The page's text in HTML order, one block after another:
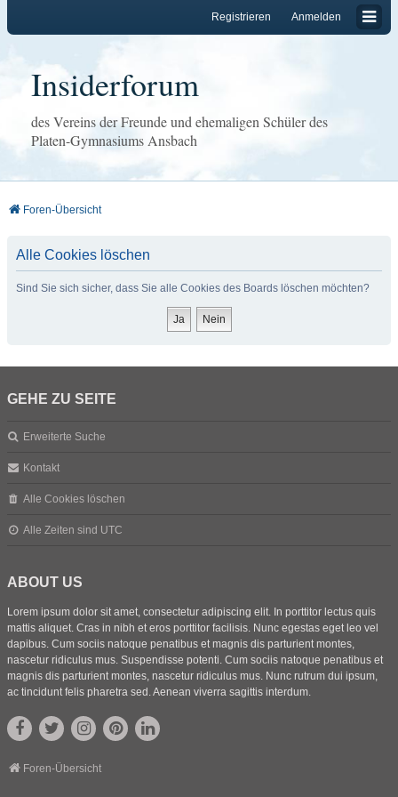
Anmelden
Registrieren
Insiderforum
des Vereins der Freunde und ehemaligen Schüler des
Platen-Gymnasiums Ansbach
Foren-Übersicht
Alle Cookies löschen
Sind Sie sich sicher, dass Sie alle Cookies des Boards löschen möchten?
GEHE ZU SEITE
Erweiterte Suche
Kontakt
Alle Cookies löschen
Alle Zeiten sind UTC
ABOUT US
Lorem ipsum dolor sit amet, consectetur adipiscing elit. In porttitor lectus quis
mattis aliquet. Cras in nibh et eros porttitor facilisis. Nunc egestas eget leo vel
dapibus. Cum sociis natoque penatibus et magnis dis parturient montes,
nascetur ridiculus mus. Suspendisse potenti. Cum sociis natoque penatibus et
magnis dis parturient montes, nascetur ridiculus mus. Nunc rutrum dui ipsum,
ac tincidunt felis pharetra sed. Aenean viverra sagittis interdum.
Foren-Übersicht